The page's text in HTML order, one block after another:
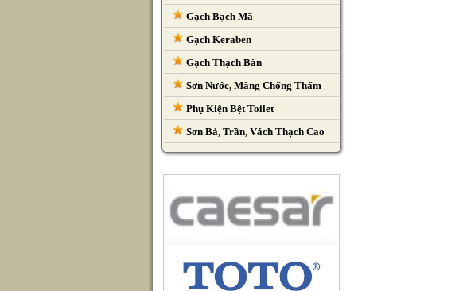
Gạch Bạch Mã
Gạch Keraben
Gạch Thạch Bàn
Sơn Nước, Màng Chống Thấm
Phụ Kiện Bệt Toilet
Sơn Bả, Trần, Vách Thạch Cao